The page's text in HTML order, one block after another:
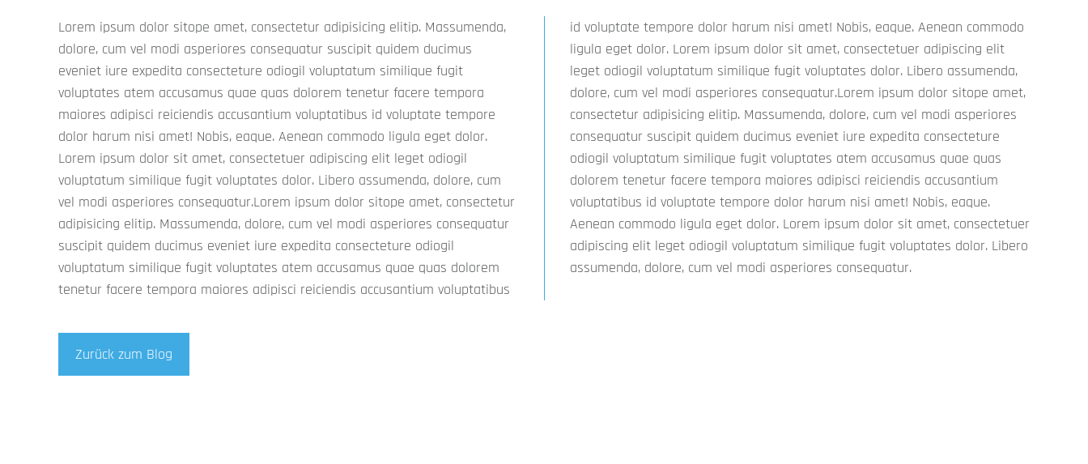
Lorem ipsum dolor sitope amet, consectetur adipisicing elitip. Massumenda,
dolore, cum vel modi asperiores consequatur suscipit quidem ducimus
eveniet iure expedita consecteture odiogil voluptatum similique fugit
voluptates atem accusamus quae quas dolorem tenetur facere tempora
maiores adipisci reiciendis accusantium voluptatibus id voluptate tempore
dolor harum nisi amet! Nobis, eaque. Aenean commodo ligula eget dolor.
Lorem ipsum dolor sit amet, consectetuer adipiscing elit leget odiogil
voluptatum similique fugit voluptates dolor. Libero assumenda, dolore, cum
vel modi asperiores consequatur.Lorem ipsum dolor sitope amet, consectetur
adipisicing elitip. Massumenda, dolore, cum vel modi asperiores consequatur
suscipit quidem ducimus eveniet iure expedita consecteture odiogil
voluptatum similique fugit voluptates atem accusamus quae quas dolorem
tenetur facere tempora maiores adipisci reiciendis accusantium voluptatibus
id voluptate tempore dolor harum nisi amet! Nobis, eaque. Aenean commodo
ligula eget dolor. Lorem ipsum dolor sit amet, consectetuer adipiscing elit
leget odiogil voluptatum similique fugit voluptates dolor. Libero assumenda,
dolore, cum vel modi asperiores consequatur.Lorem ipsum dolor sitope amet,
consectetur adipisicing elitip. Massumenda, dolore, cum vel modi asperiores
consequatur suscipit quidem ducimus eveniet iure expedita consecteture
odiogil voluptatum similique fugit voluptates atem accusamus quae quas
dolorem tenetur facere tempora maiores adipisci reiciendis accusantium
voluptatibus id voluptate tempore dolor harum nisi amet! Nobis, eaque.
Aenean commodo ligula eget dolor. Lorem ipsum dolor sit amet, consectetuer
adipiscing elit leget odiogil voluptatum similique fugit voluptates dolor. Libero
assumenda, dolore, cum vel modi asperiores consequatur.
Zurück zum Blog